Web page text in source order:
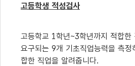
고등학생 적성검사
고등학교 1학년~3학년까지 적합한
요구되는 9개 기초직업능력을 측정
합한 직업을 알려줍니다.